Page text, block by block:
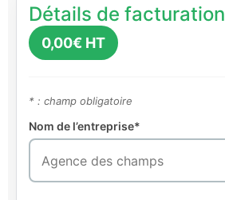
Détails de facturation
0,00€ HT
* : champ obligatoire
Nom de l’entreprise*